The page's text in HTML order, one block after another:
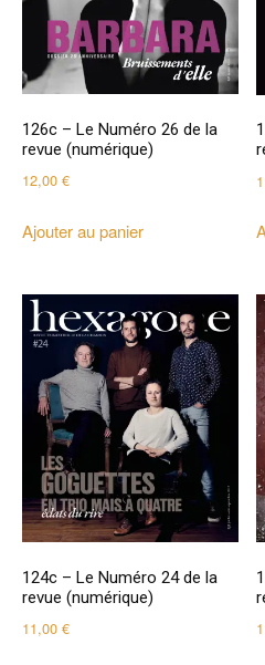
126c – Le Numéro 26 de la
revue (numérique)
12,00 €
Ajouter au panier
124c – Le Numéro 24 de la
revue (numérique)
11,00 €